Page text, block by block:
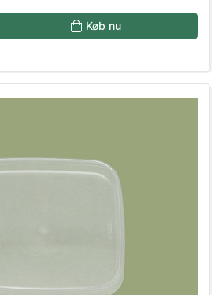
Køb nu